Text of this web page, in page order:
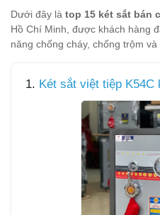
Dưới đây là top 15 két sắt bán
Hồ Chí Minh, được khách hàng
năng chống cháy, chống trộm và
1. Két sắt việt tiệp K54C